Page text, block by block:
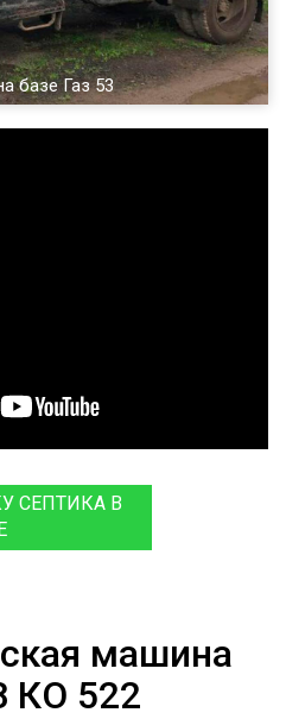
базе Газ 53
СЕПТИКА В
машина
КО 522